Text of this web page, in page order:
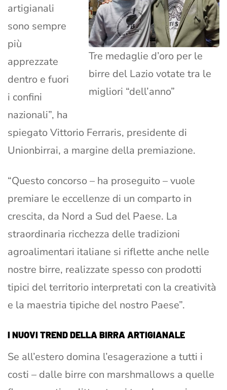
Tre medaglie d’oro per le
birre del Lazio votate tra le
migliori “dell’anno”
artigianali
sono sempre
più
apprezzate
dentro e fuori
i confini
nazionali”, ha
spiegato Vittorio Ferraris, presidente di
Unionbirrai, a margine della premiazione.
“Questo concorso – ha proseguito – vuole
premiare le eccellenze di un comparto in
crescita, da Nord a Sud del Paese. La
straordinaria ricchezza delle tradizioni
agroalimentari italiane si riflette anche nelle
nostre birre, realizzate spesso con prodotti
tipici del territorio interpretati con la creatività
e la maestria tipiche del nostro Paese”.
I NUOVI TREND DELLA BIRRA ARTIGIANALE
Se all’estero domina l’esagerazione a tutti i
costi – dalle birre con marshmallows a quelle